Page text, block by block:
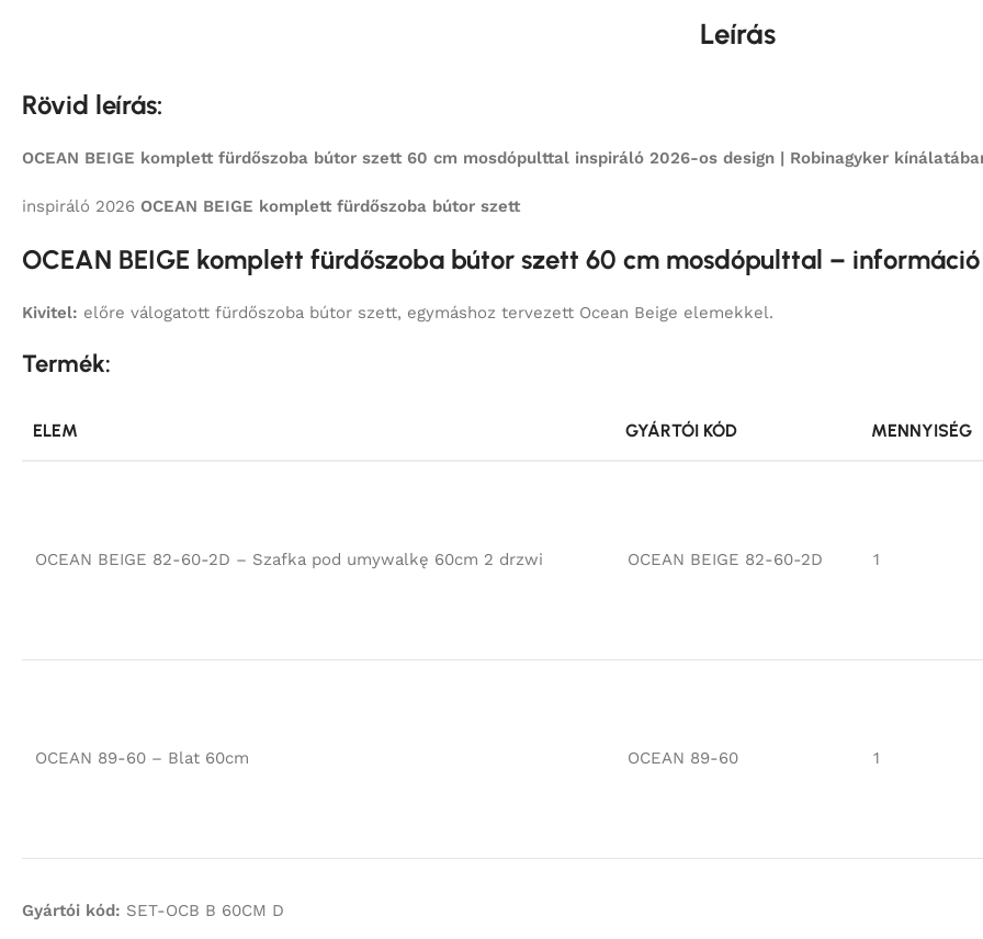
Leírás
Rövid leírás:
OCEAN BEIGE komplett fürdőszoba bútor szett 60 cm mosdópulttal inspiráló 2026-os design | Robinagyker
inspiráló 2026 OCEAN BEIGE komplett fürdőszoba bútor szett
OCEAN BEIGE komplett fürdőszoba bútor szett 60 cm mosdópulttal – információ
Kivitel: előre válogatott fürdőszoba bútor szett, egymáshoz tervezett Ocean Beige elemekkel.
Termék:
ELEM GYÁRTÓI KÓD MENNYISÉG
OCEAN BEIGE 82-60-2D – Szafka pod umywalkę 60cm 2 drzwi OCEAN BEIGE 82-60-2D 1
OCEAN 89-60 – Blat 60cm OCEAN 89-60 1
Gyártói kód: SET-OCB B 60CM D